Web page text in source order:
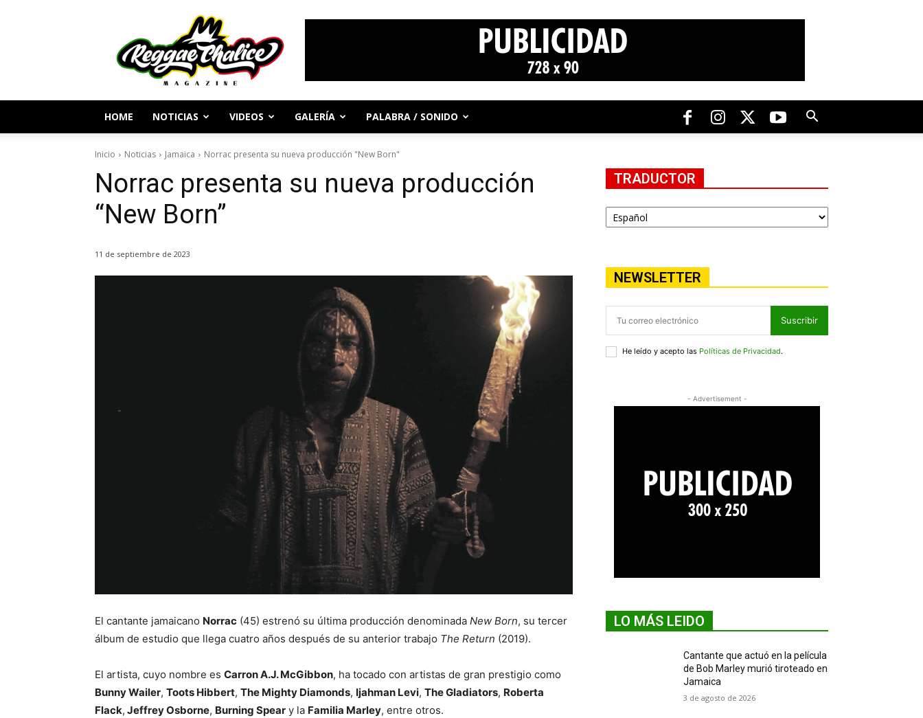
Periodismo
y
Cultura
Reggae
HOME NOTICIAS VIDEOS GALERÍA PALABRA / SONIDO
Inicio Noticias Jamaica Norrac presenta su nueva producción "New Born"
Norrac presenta su nueva producción
“New Born”
11 de septiembre de 2023
El cantante jamaicano Norrac (45) estrenó su última producción denominada New Born, su tercer
álbum de estudio que llega cuatro años después de su anterior trabajo The Return (2019).
El artista, cuyo nombre es Carron A.J. McGibbon, ha tocado con artistas de gran prestigio como
Bunny Wailer, Toots Hibbert, The Mighty Diamonds, Ijahman Levi, The Gladiators, Roberta
Flack, Jeffrey Osborne, Burning Spear y la Familia Marley, entre otros.
TRADUCTOR
NEWSLETTER
Suscribir
He leído y acepto las Políticas de Privacidad.
- Advertisement -
LO MÁS LEIDO
Cantante que actuó en la película
de Bob Marley murió tiroteado en
Jamaica
3 de agosto de 2026